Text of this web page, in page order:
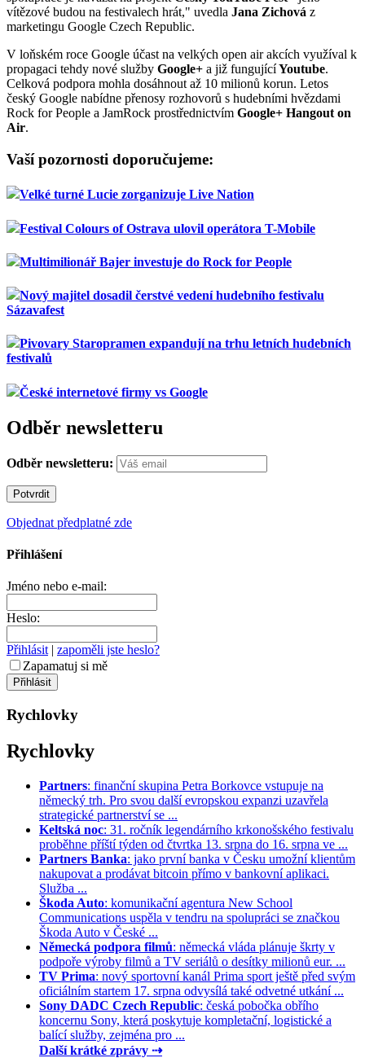
vítězové budou na festivalech hrát," uvedla Jana Zichová z
marketingu Google Czech Republic.
V loňském roce Google účast na velkých open air akcích využíval k
propagaci tehdy nové služby Google+ a již fungujícíYoutube.
Celková podpora mohla dosáhnout až 10 milionů korun. Letos
český Google nabídne přenosy rozhovorů s hudebními hvězdami
Rock for People a JamRock prostřednictvím Google+ Hangout on
Air.
Vaší pozornosti doporučujeme:
Velké turné Lucie zorganizuje Live Nation
Festival Colours of Ostrava ulovil operátora T-Mobile
Multimilionář Bajer investuje do Rock for People
Nový majitel dosadil čerstvé vedení hudebního festivalu
Sázavafest
Pivovary Staropramen expandují na trhu letních hudebních
festivalů
České internetové firmy vs Google
Odběr newsletteru
Odběr newsletteru:
Objednat předplatné zde
Přihlášení
Jméno nebo e-mail:
Heslo:
Přihlásit| zapoměli jste heslo?
Zapamatuj si mě
Rychlovky
Rychlovky
Partners: finanční skupina Petra Borkovce vstupuje na
německý trh. Pro svou další evropskou expanzi uzavřela
strategické partnerství se ...
Keltská noc: 31. ročník legendárního krkonošského festivalu
proběhne příští týden od čtvrtka 13. srpna do 16. srpna ve ...
Partners Banka: jako první banka v Česku umožní klientům
nakupovat a prodávat bitcoin přímo v bankovní aplikaci.
Služba ...
Škoda Auto: komunikační agentura New School
Communications uspěla v tendru na spolupráci se značkou
Škoda Auto v České ...
Německá podpora filmů: německá vláda plánuje škrty v
podpoře výroby filmů a TV seriálů o desítky milionů eur. ...
TV Prima: nový sportovní kanál Prima sport ještě před svým
oficiálním startem 17. srpna odvysílá také odvetné utkání ...
Sony DADC Czech Republic: česká pobočka obřího
koncernu Sony, která poskytuje kompletační, logistické a
balící služby, zejména pro ...
Další krátké zprávy ⇢